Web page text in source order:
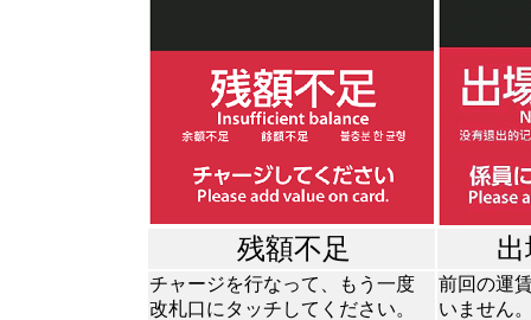
残額不足
チャージを行なって、もう一度
改札口にタッチしてください。
前回の運
いません